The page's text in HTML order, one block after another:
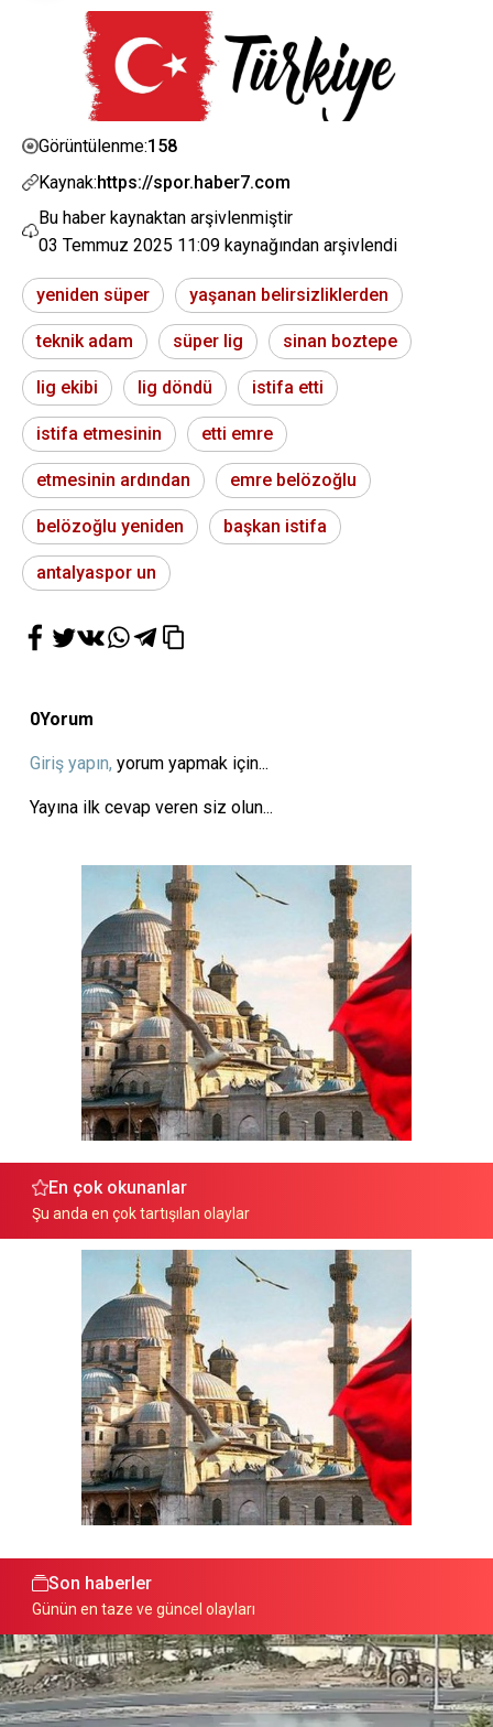
Görüntülenme:158
Kaynak:https://spor.haber7.com
Bu haber kaynaktan arşivlenmiştir
03 Temmuz 2025 11:09 kaynağından arşivlendi
yeniden süper yaşanan belirsizliklerden
teknik adam süper lig sinan boztepe
lig ekibi lig döndü istifa etti
istifa etmesinin etti emre
etmesinin ardından emre belözoğlu
belözoğlu yeniden başkan istifa
antalyaspor un
0Yorum
Giriş yapın, yorum yapmak için...
Yayına ilk cevap veren siz olun...
En çok okunanlar
Şu anda en çok tartışılan olaylar
Son haberler
Günün en taze ve güncel olayları